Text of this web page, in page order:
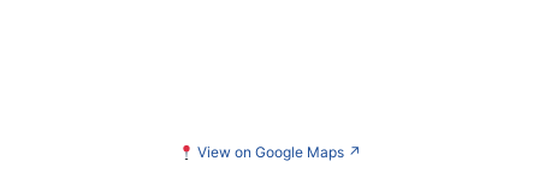
View on Google Maps ↗